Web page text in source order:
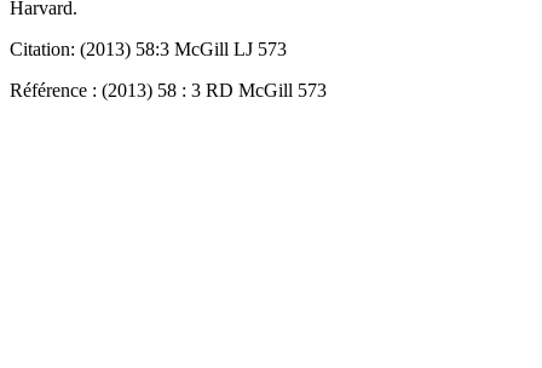
Harvard.
Citation: (2013) 58:3 McGill LJ 573
Référence : (2013) 58 : 3 RD McGill 573